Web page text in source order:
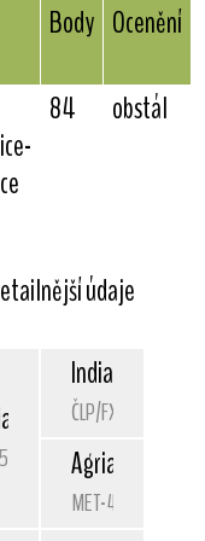
Body Ocenění
84 obstál
údaje
Nes Gwadiana
Tom Hanks
08
Indianfox's
ČLP/FXH/34708
Agria
MET-4903